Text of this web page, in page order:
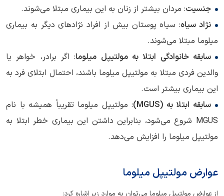
جنسیت: مردان بیشتر از زنان به این بیماری مبتلا می‌شوند.
نژاد سیاه: سیاه پوستان بیش از افراد نژادهای دیگر به بیماری
میلوما مبتلا می‌شوند.
سابقه خانوادگی ابتلا به مولتیپل میلوما: اگر برادر، خواهر یا
والدین فردی مبتلا به مولتیپل میلوما باشند، احتمال ابتلای فرد به
این بیماری بیشتر است.
سابقه ابتلا به (MGUS)
: مولتیپل میلوما تقریباً همیشه با نام
MGUS شروع می‌شود، بنابراین داشتن این بیماری خطر ابتلا به
مولتیپل میلوما را افزایش می‌دهد.
عوارض مولتیپل میلوما
از عوارض مولتیپل میلوما می‌توان به موارد زیر اشاره کرد: